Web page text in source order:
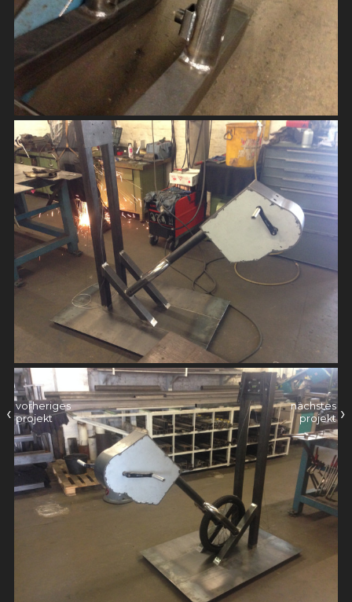
‹ vorheriges
projekt
nächstes
projekt ›